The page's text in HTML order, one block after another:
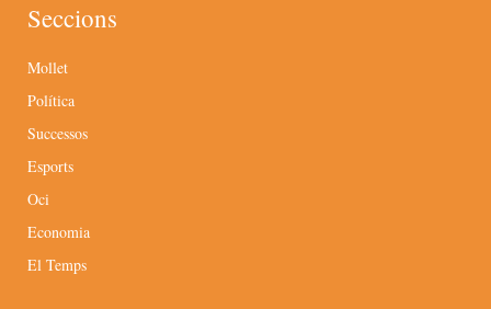
Seccions
Mollet
Política
Successos
Esports
Oci
Economia
El Temps